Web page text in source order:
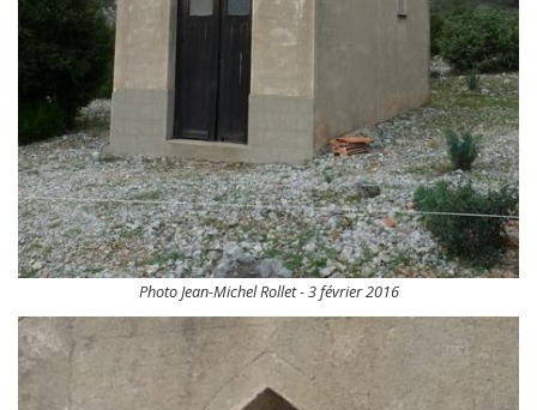
Photo Jean-Michel Rollet - 3 février 2016